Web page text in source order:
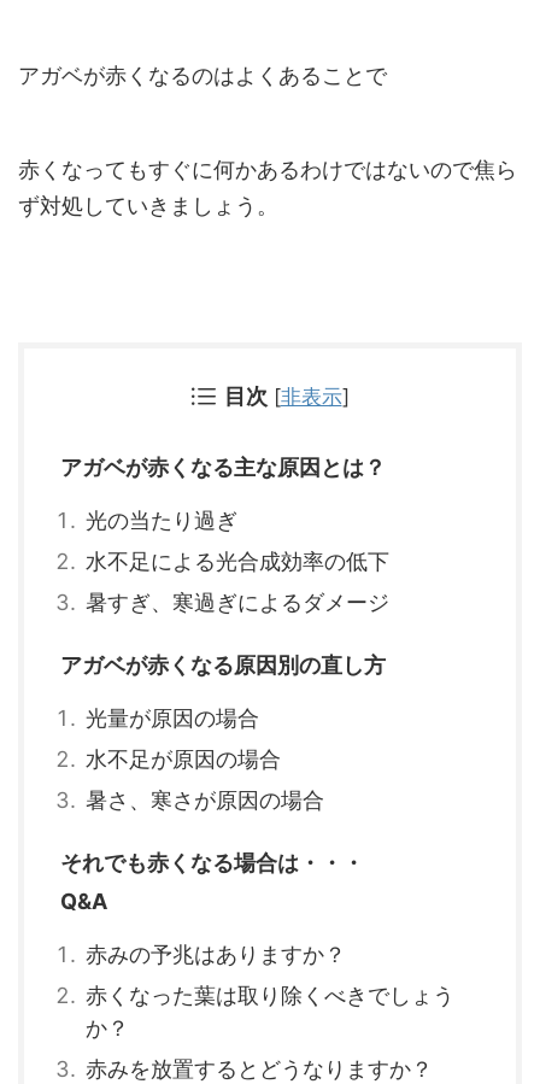
アガベが赤くなるのはよくあることで
赤くなってもすぐに何かあるわけではないので焦ら
ず対処していきましょう。
目次 [非表示]
アガベが赤くなる主な原因とは？
光の当たり過ぎ
水不足による光合成効率の低下
暑すぎ、寒過ぎによるダメージ
アガベが赤くなる原因別の直し方
光量が原因の場合
水不足が原因の場合
暑さ、寒さが原因の場合
それでも赤くなる場合は・・・
Q&A
赤みの予兆はありますか？
赤くなった葉は取り除くべきでしょう
か？
赤みを放置するとどうなりますか？